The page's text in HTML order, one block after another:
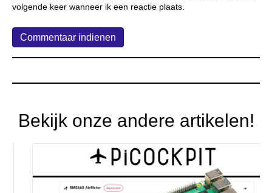
volgende keer wanneer ik een reactie plaats.
Bekijk onze andere artikelen!